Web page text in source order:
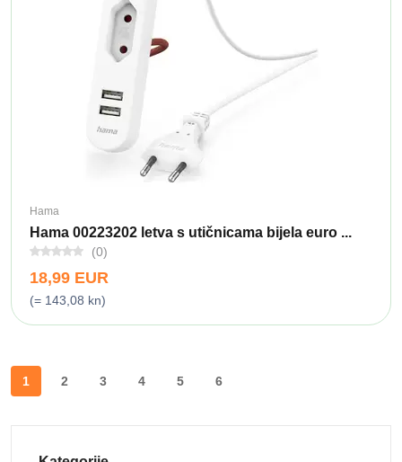
Hama
Hama 00223202 letva s utičnicama bijela euro ...
(0)
18,99 EUR
(= 143,08 kn)
1 2 3 4 5 6